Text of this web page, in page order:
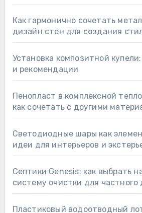
Как гармонично сочетать
дизайн стен для создания
Установка композитной
и рекомендации
Пенопласт в комплексной
как сочетать с другими
Светодиодные шары как
идеи для интерьеров и
Септики Genesis: как выбрать
систему очистки для частного
Пластиковый водоотводный